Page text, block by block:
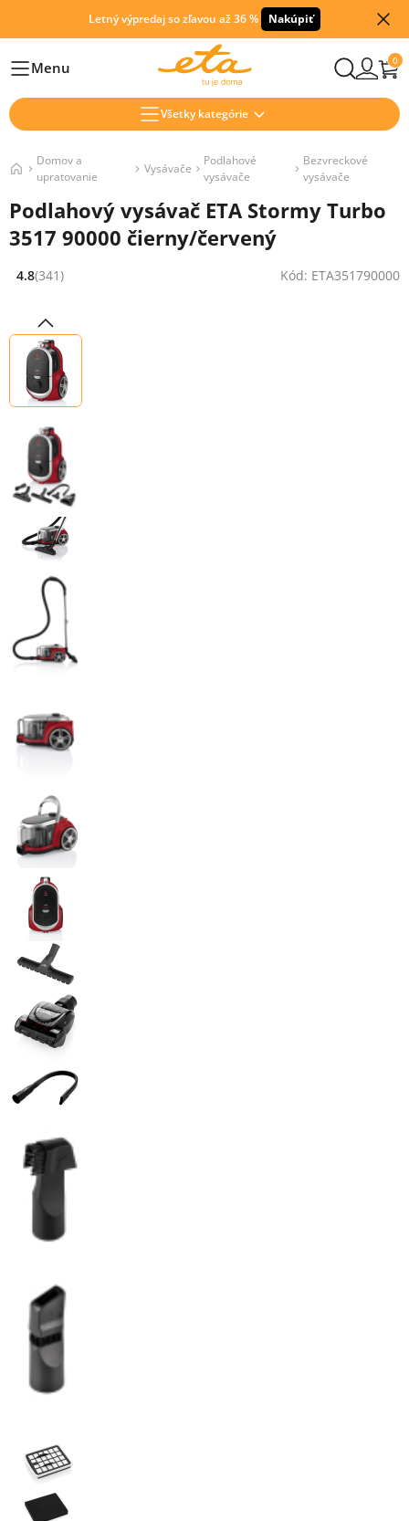
Letný výpredaj so zľavou až 36 % Nakúpiť
HlavníMenu 0
Všetky kategórie
Domov a
upratovanie
Vysávače
Podlahové
vysávače
Bezvreckové
vysávače
Podlahový vysávač ETA Stormy Turbo
3517 90000 čierny/červený
Hodnocení: 4.8 z 5 (341 recenzí)
4.8(341) Kód: ETA351790000